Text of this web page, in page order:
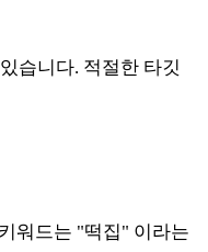
습니다. 적절한 타깃
워드는 "떡집" 이라는